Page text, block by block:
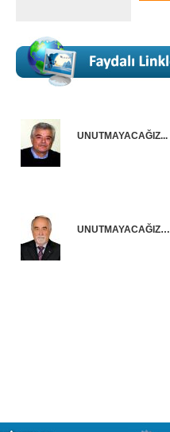
UNUTMAYACAĞIZ...
UNUTMAYACAĞIZ…